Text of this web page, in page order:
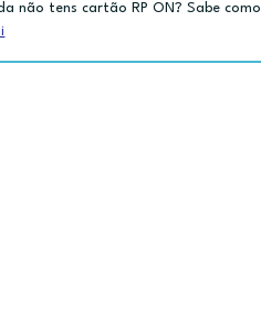
não tens cartão RP ON? Sabe